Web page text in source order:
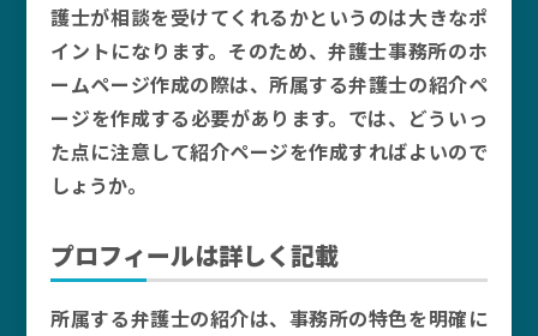
護士が相談を受けてくれるかというのは大きなポ
イントになります。そのため、弁護士事務所のホ
ームページ作成の際は、所属する弁護士の紹介ペ
ージを作成する必要があります。では、どういっ
た点に注意して紹介ページを作成すればよいので
しょうか。
プロフィールは詳しく記載
所属する弁護士の紹介は、事務所の特色を明確に